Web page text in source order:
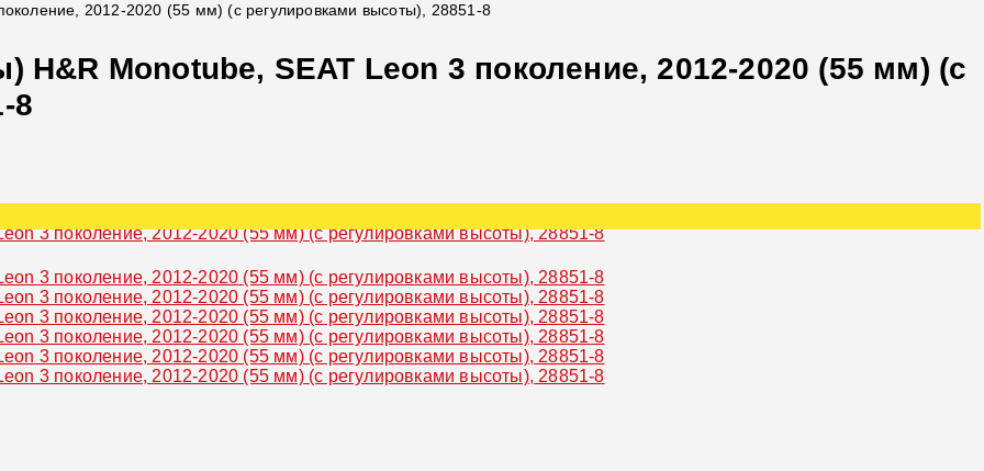
2012-2020 (55 мм) (с регулировками высоты), 28851-8
H&R Monotube, SEAT Leon 3 поколение, 2012-2020 (55 мм) (с
8